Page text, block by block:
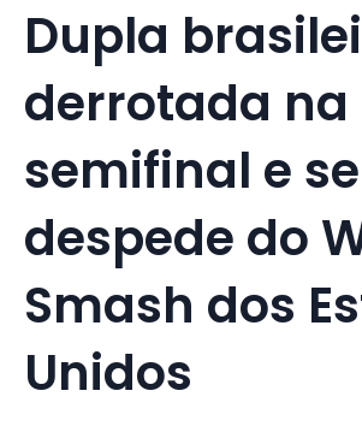
Dupla
derrotada na
semifinal e se
despede do
Smash dos
Unidos